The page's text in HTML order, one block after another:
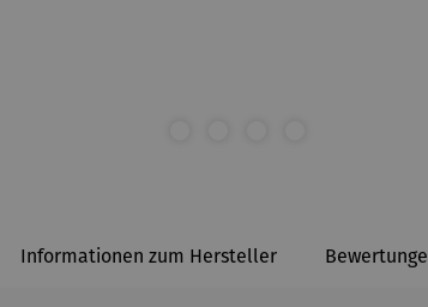
Informationen zum Hersteller